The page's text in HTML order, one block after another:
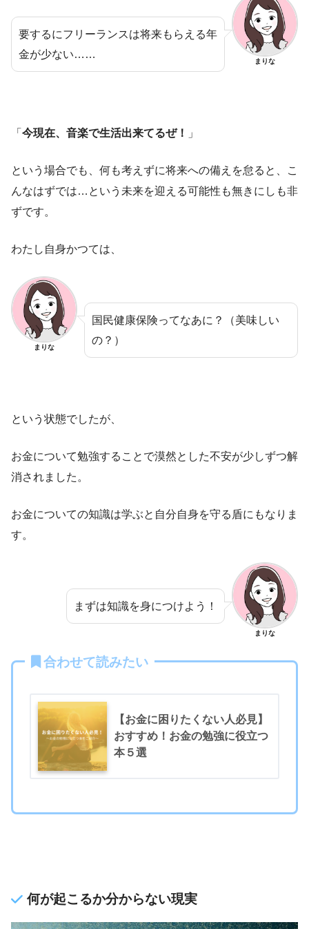
要するにフリーランスは将来もらえる年
金が少ない……
まりな
「 今現在、音楽で生活出来てるぜ！ 」
という場合でも、何も考えずに将来への備えを怠ると、こ
んなはずでは…という未来を迎える可能性も無きにしも非
ずです。
わたし自身かつては、
まりな
国民健康保険ってなあに？（美味しい
の？）
という状態でしたが、
お金について勉強することで漠然とした不安が少しずつ解
消されました。
お金についての知識は学ぶと自分自身を守る盾にもなりま
す。
まずは知識を身につけよう！
まりな
合わせて読みたい
【お金に困りたくない人必見】
おすすめ！お金の勉強に役立つ
本５選
何が起こるか分からない現実